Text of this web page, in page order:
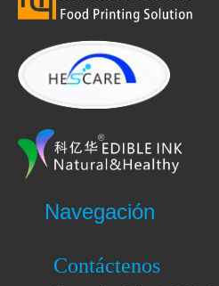
Navegación
Contáctenos